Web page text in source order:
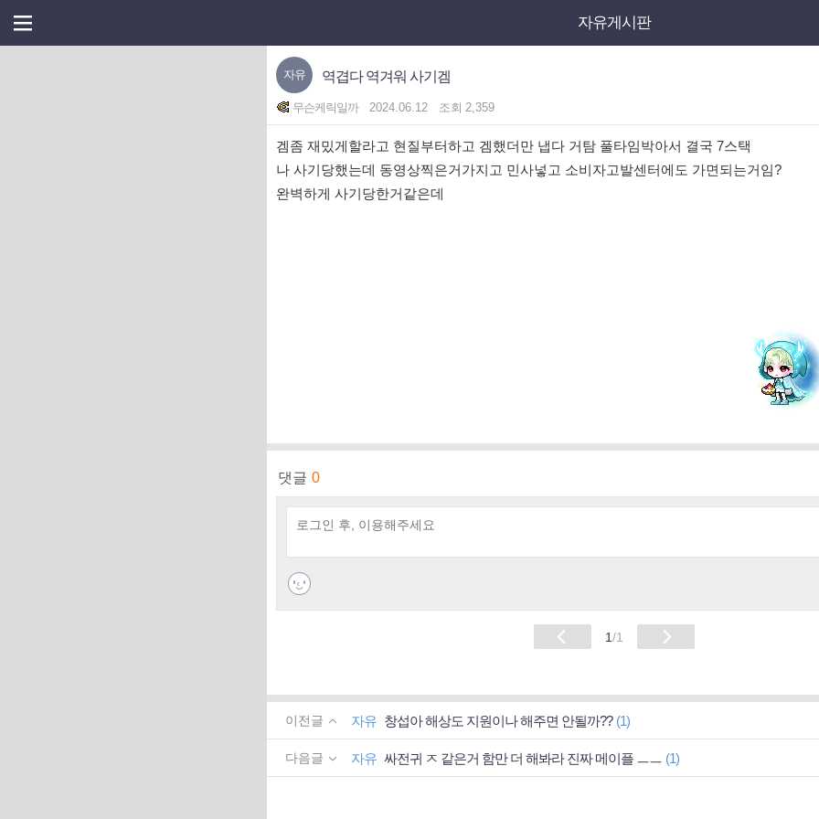
자유게시판
자유 역겹다 역겨워 사기겜
무슨케릭일까 2024.06.12 조회 2,359
겜좀 재밌게할라고 현질부터하고 겜했더만 냅다 거탐 풀타임박아서 결국 7스택
나 사기당했는데 동영상찍은거가지고 민사넣고 소비자고발센터에도 가면되는거임?
완벽하게 사기당한거같은데
댓글 0
1/1
이전글 자유 창섭아 해상도 지원이나 해주면 안될까?? (1)
다음글 자유 싸전귀 ㅈ 같은거 함만 더 해봐라 진짜 메이플 ㅡㅡ (1)